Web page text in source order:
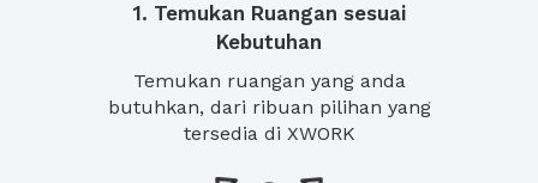
1. Temukan Ruangan sesuai
Kebutuhan
Temukan ruangan yang anda
butuhkan, dari ribuan pilihan yang
tersedia di XWORK